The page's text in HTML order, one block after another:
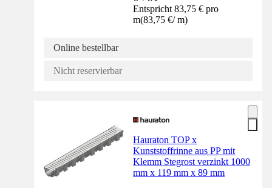
Entspricht 83,75 € pro
m(83,75 €/ m)
Online bestellbar
Nicht reservierbar
Hauraton TOP x
Kunststoffrinne aus PP mit
Klemm Stegrost verzinkt 1000
mm x 119 mm x 89 mm